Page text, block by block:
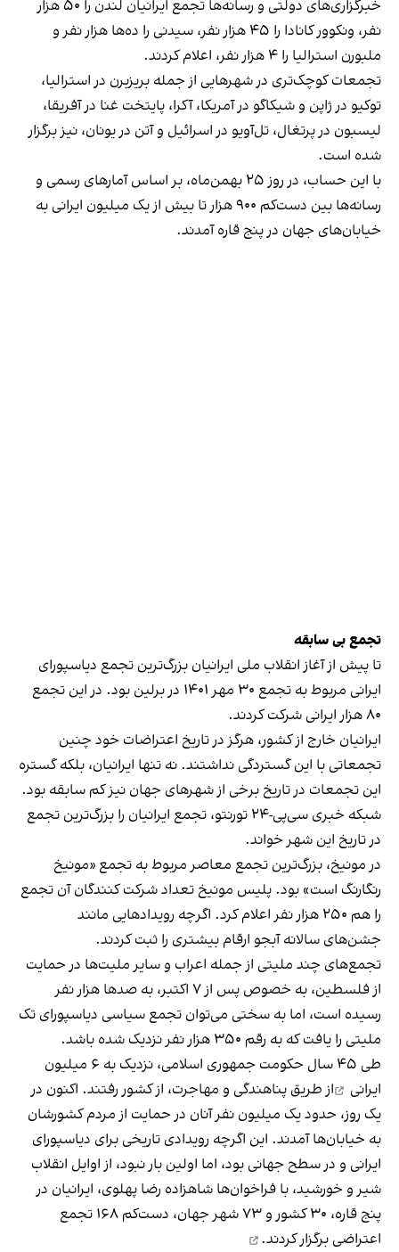
خبرگزاری‌های دولتی و رسانه‌ها تجمع ایرانیان لندن را ۵۰ هزار
نفر، ونکوور کانادا را ۴۵ هزار نفر، سیدنی را ده‌ها هزار نفر و
ملبورن استرالیا را ۴ هزار نفر، اعلام کردند.
تجمعات کوچک‌تری در شهرهایی از جمله بریزبرن در استرالیا،
توکیو در ژاپن و شیکاگو در آمریکا، آکرا، پایتخت غنا در آفریقا،
لیسبون در پرتغال، تل‌آویو در اسرائیل و آتن در یونان، نیز برگزار
شده است.
با این حساب، در روز ۲۵ بهمن‌ماه، بر اساس آمارهای رسمی و
رسانه‌ها بین دست‌کم ۹۰۰ هزار تا بیش از یک میلیون ایرانی به
خیابان‌های جهان در پنج قاره آمدند.
تجمع بی سابقه
تا پیش از آغاز انقلاب ملی ایرانیان بزرگ‌ترین تجمع دیاسپورای
ایرانی مربوط به تجمع ۳۰ مهر ۱۴۰۱ در برلین بود. در این تجمع
۸۰ هزار ایرانی شرکت کردند.
ایرانیان خارج از کشور، هرگز در تاریخ اعتراضات خود چنین
تجمعاتی با این گستردگی نداشتند. نه تنها ایرانیان، بلکه گستره
این تجمعات در تاریخ برخی از شهرهای جهان نیز کم سابقه بود.
شبکه خبری سی‌پی-۲۴ تورنتو،
تجمع ایرانیان را بزرگ‌ترین تجمع
در تاریخ این شهر خواند.
در مونیخ، بزرگ‌ترین تجمع معاصر مربوط به تجمع «مونیخ
رنگارنگ است» بود. پلیس مونیخ تعداد شرکت کنندگان آن تجمع
را هم ۲۵۰ هزار نفر اعلام کرد. اگرچه رویدادهایی مانند
جشن‌های سالانه آبجو ارقام بیشتری را ثبت کردند.
تجمع‌های چند ملیتی از جمله اعراب و سایر ملیت‌ها در حمایت
از فلسطین، به خصوص پس از ۷ اکتبر، به صدها هزار نفر
رسیده است، اما به سختی می‌توان تجمع سیاسی دیاسپورای تک
ملیتی را یافت که به رقم ۳۵۰ هزار نفر نزدیک شده باشد.
طی ۴۵ سال حکومت جمهوری اسلامی،
نزدیک به ۶ میلیون
ایرانی
از طریق پناهندگی و مهاجرت، از کشور رفتند. اکنون در
یک روز، حدود یک میلیون نفر آنان در حمایت از مردم کشورشان
به خیابان‌ها آمدند. این اگرچه رویدادی تاریخی برای دیاسپورای
ایرانی و در سطح جهانی بود، اما اولین بار نبود، از اوایل انقلاب
شیر و خورشید، با فراخوان‌ها شاهزاده رضا پهلوی، ایرانیان در
پنج قاره، ۳۰ کشور و ۷۳ شهر جهان، دست‌کم ۱۶۸ تجمع
اعتراضی برگزار کردند.